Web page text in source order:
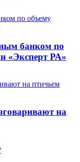
банком по
«Эксперт РА»
на